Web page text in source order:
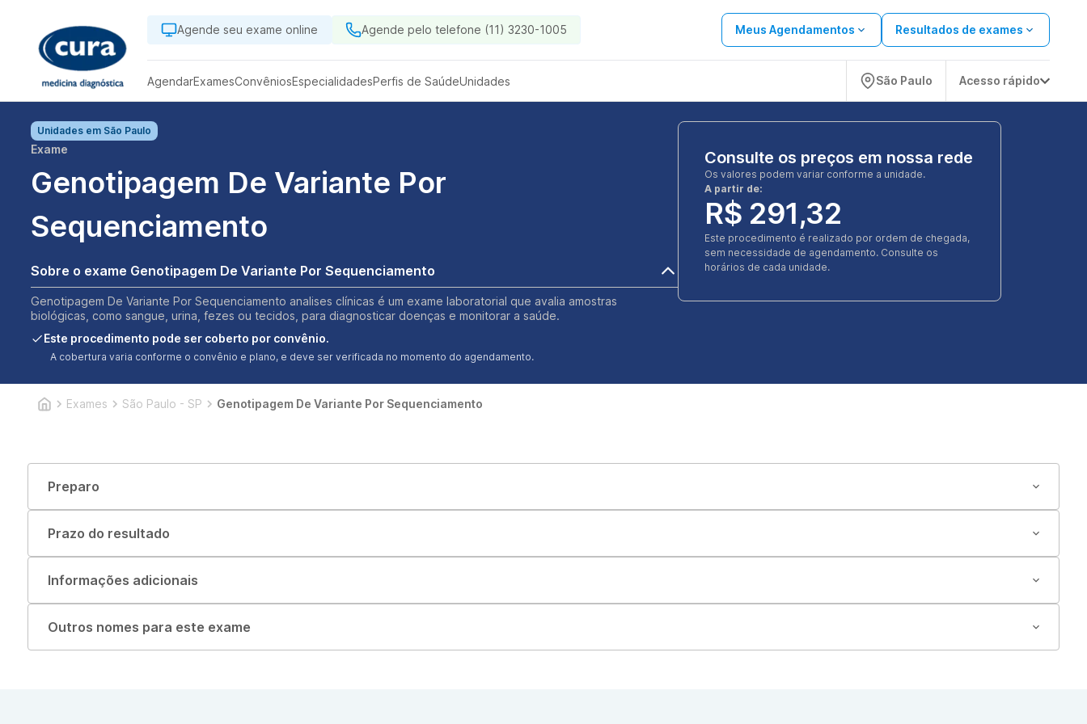
Agende seu exame online Agende pelo telefone (11) 3230-1005 Meus Agendamentos Resultados de exames
AgendarExamesConvêniosEspecialidadesPerfis de SaúdeUnidades São Paulo Acesso rápido
Unidades em São Paulo
Exame
Genotipagem De Variante Por
Sequenciamento
Sobre o exame Genotipagem De Variante Por Sequenciamento
Genotipagem De Variante Por Sequenciamento analises clínicas é um exame laboratorial que avalia amostras
biológicas, como sangue, urina, fezes ou tecidos, para diagnosticar doenças e monitorar a saúde.
Este procedimento pode ser coberto por convênio.
A cobertura varia conforme o convênio e plano, e deve ser verificada no momento do agendamento.
Consulte os preços em nossa rede
Os valores podem variar conforme a unidade.
A partir de:
R$ 291,32
Este procedimento é realizado por ordem de chegada,
sem necessidade de agendamento. Consulte os
horários de cada unidade.
Exames São Paulo - SP Genotipagem De Variante Por Sequenciamento
Preparo
Prazo do resultado
Informações adicionais
Outros nomes para este exame